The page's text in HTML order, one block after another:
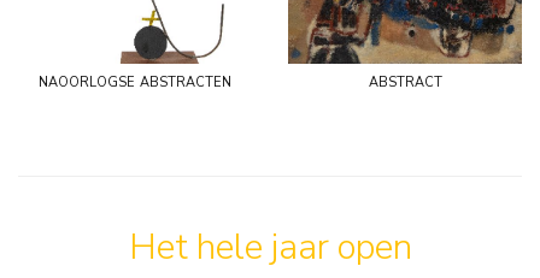
naoorlogse abstracten abstract
Het hele jaar open